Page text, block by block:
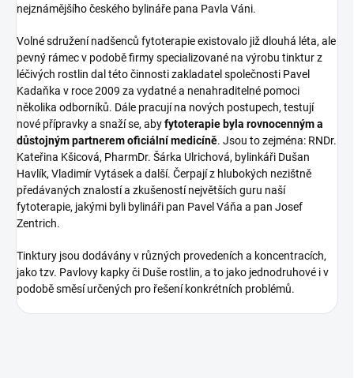
nejznámějšího českého bylináře pana Pavla Váni.
Volné sdružení nadšenců fytoterapie existovalo již dlouhá léta, ale
pevný rámec v podobě firmy specializované na výrobu tinktur z
léčivých rostlin dal této činnosti zakladatel společnosti Pavel
Kadaňka v roce 2009 za vydatné a nenahraditelné pomoci
několika odborníků. Dále pracují na nových postupech, testují
nové přípravky a snaží se, abyfytoterapie byla rovnocenným a
důstojným partnerem oficiální medicíně. Jsou to zejména: RNDr.
Kateřina Kšicová, PharmDr. Šárka Ulrichová, bylinkáři Dušan
Havlík, Vladimír Vytásek a další. Čerpají z hlubokých nezištně
předávaných znalostí a zkušeností největších guru naší
fytoterapie, jakými byli bylináři pan Pavel Váňa a pan Josef
Zentrich.
Tinktury jsou dodávány v různých provedeních a koncentracích,
jako tzv. Pavlovy kapky či Duše rostlin, a to jako jednodruhové i v
podobě směsí určených pro řešení konkrétních problémů.